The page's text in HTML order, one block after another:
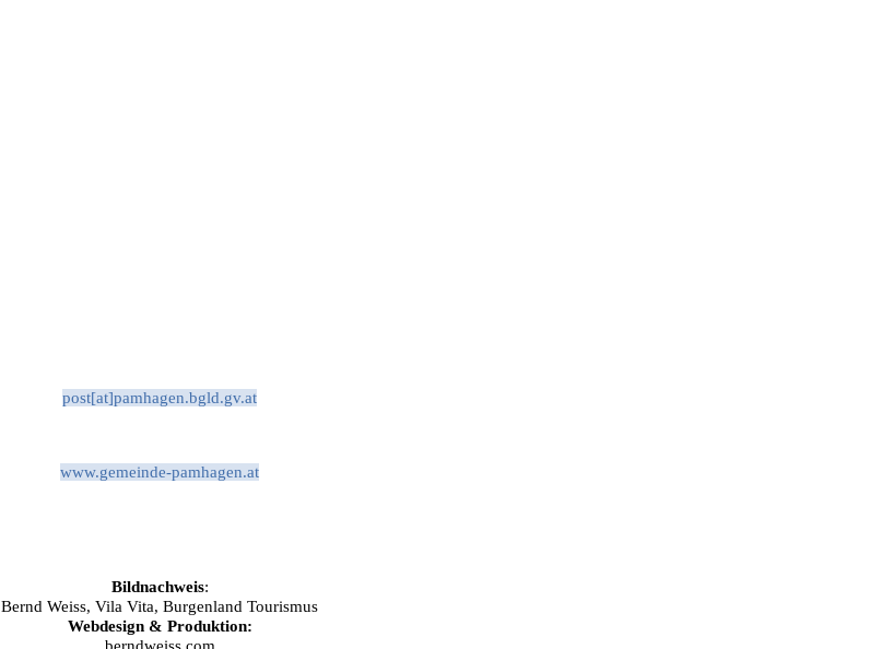
post[at]pamhagen.bgld.gv.at
www.gemeinde-pamhagen.at
Bildnachweis:
Bernd Weiss, Vila Vita, Burgenland Tourismus
Webdesign & Produktion: